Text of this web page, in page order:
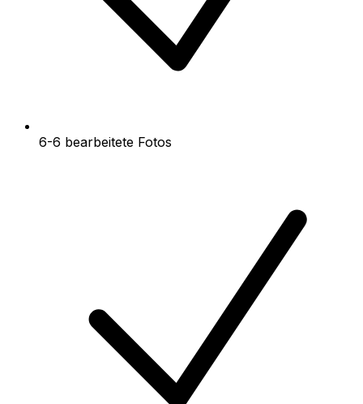
6-6 bearbeitete Fotos